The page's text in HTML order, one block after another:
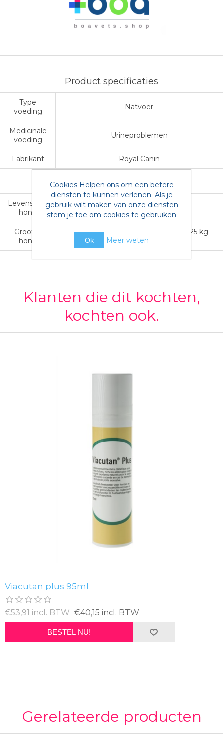
Product specificaties
Type
voeding
Natvoer
Medicinale
voeding
Urineproblemen
Fabrikant Royal Canin
Hond
Levensfase
hond
Senior ( + 7 j )
Grootte
hond
Klein ( < 10 kg ), Middelgroot ( 10 - 25 kg
), Groot ( + 25 kg )
Klanten die dit kochten,
kochten ook.
Viacutan plus 95ml
€53,91 incl. BTW €40,15 incl. BTW
BESTEL NU!
Gerelateerde producten
Cookies Helpen ons om een betere
diensten te kunnen verlenen. Als je
gebruik wilt maken van onze diensten
stem je toe om cookies te gebruiken
Ok Meer weten